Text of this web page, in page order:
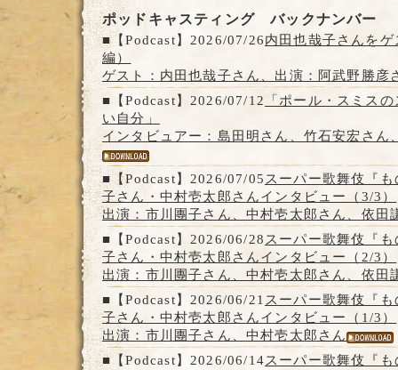
ポッドキャスティング バックナンバー
■【Podcast】2026/07/26内田也哉子さんを
編）
ゲスト：内田也哉子さん、出演：阿武野勝彦
■【Podcast】2026/07/12
「ポール・スミス
い自分」
インタビュアー：島田明さん、竹石安宏さん
■【Podcast】2026/07/05 スーパー歌舞伎『
子さん・中村壱太郎さんインタビュー（3/3）
出演：市川團子さん、中村壱太郎さん、依田
■【Podcast】2026/06/28 スーパー歌舞伎『
子さん・中村壱太郎さんインタビュー（2/3）
出演：市川團子さん、中村壱太郎さん、依田
■【Podcast】2026/06/21 スーパー歌舞伎『
子さん・中村壱太郎さんインタビュー（1/3）
出演：市川團子さん、中村壱太郎さん
■【Podcast】2026/06/14スーパー歌舞伎『